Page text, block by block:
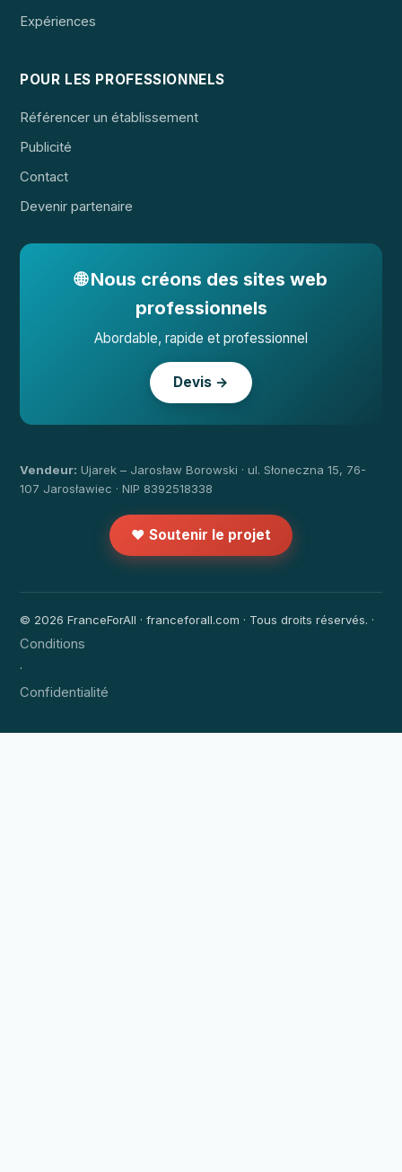
Expériences
POUR LES PROFESSIONNELS
Référencer un établissement
Publicité
Contact
Devenir partenaire
🌐 Nous créons des sites web
professionnels
Abordable, rapide et professionnel
Devis →
Vendeur: Ujarek – Jarosław Borowski · ul. Słoneczna 15, 76-
107 Jarosławiec · NIP 8392518338
❤️ Soutenir le projet
© 2026 FranceForAll · franceforall.com · Tous droits réservés. ·
Conditions
·
Confidentialité